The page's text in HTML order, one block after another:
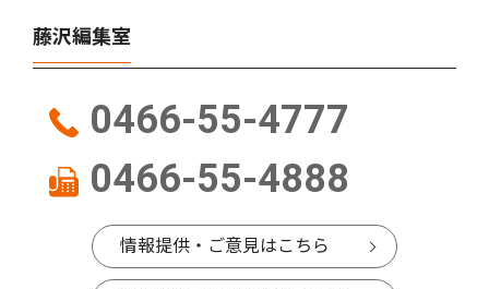
藤沢編集室
0466-55-4777
0466-55-4888
情報提供・ご意見はこちら